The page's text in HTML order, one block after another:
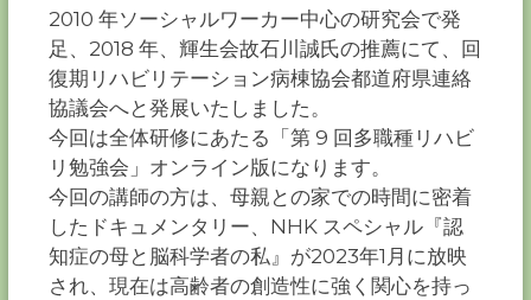
2010 年ソーシャルワーカー中心の研究会で発
足、2018 年、輝生会故石川誠氏の推薦にて、回
復期リハビリテーション病棟協会都道府県連絡
協議会へと発展いたしました。
今回は全体研修にあたる「第 9 回多職種リハビ
リ勉強会」オンライン版になります。
今回の講師の方は、母親との家での時間に密着
したドキュメンタリー、NHK スペシャル『認
知症の母と脳科学者の私』が2023年1月に放映
され、現在は高齢者の創造性に強く関心を持っ